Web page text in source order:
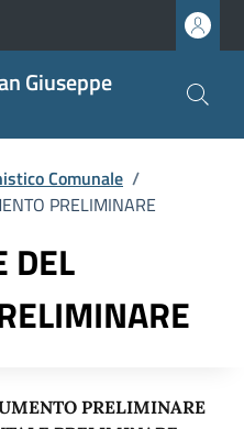
Giuseppe
Comunale /
PRELIMINARE
DEL
PRELIMINARE